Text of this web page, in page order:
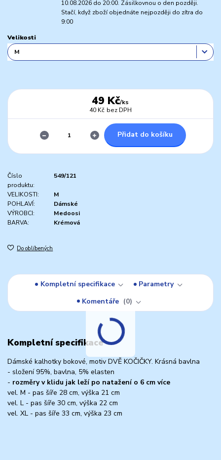
10.08.2026 do 20:00. Zásilkovnou o den později.
Stačí, když zboží objednáte nejpozději do zítra do
9:00
Velikosti
49 Kč/ks
40 Kč bez DPH
Přidat do košíku
Číslo
produktu:
549/121
VELIKOSTI:
M
POHLAVÍ:
Dámské
VÝROBCI:
Medoosi
BARVA:
Krémová
Do oblíbených
Kompletní specifikace
Parametry
Komentáře
0
Kompletní specifikace
Dámské kalhotky bokové, motiv DVĚ KOČIČKY. Krásná bavlna
- složení 95%, bavlna, 5% elasten
- rozměry v klidu jak leží po natažení o 6 cm více
vel. M - pas šíře 28 cm, výška 21 cm
vel. L - pas šíře 30 cm, výška 22 cm
vel. XL - pas šíře 33 cm, výška 23 cm